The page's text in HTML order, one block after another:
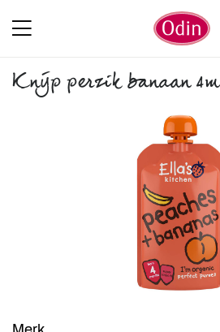
Knijp perzik banaan 4m